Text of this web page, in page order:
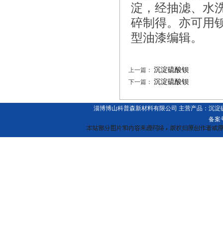
淀，经抽滤、水
碎制得。亦可用
型油漆编辑。
上一篇： 沉淀硫酸钡
下一篇： 沉淀硫酸钡
淄博博山科普森新材料有限公司 主营产品： 沉淀
备案